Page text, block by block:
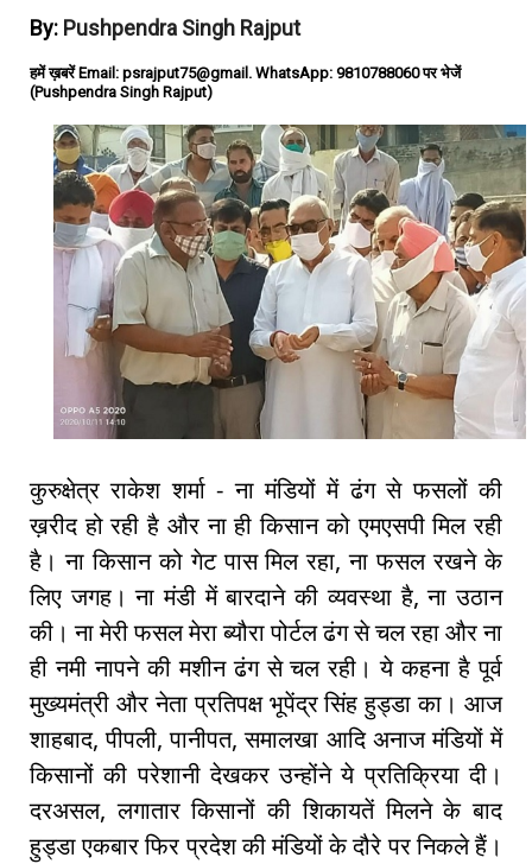
By: Pushpendra Singh Rajput
हमें ख़बरें Email: psrajput75@gmail. WhatsApp: 9810788060 पर भेजें
(Pushpendra Singh Rajput)
कुरुक्षेत्र राकेश शर्मा - ना मंडियों में ढंग से फसलों की
ख़रीद हो रही है और ना ही किसान को एमएसपी मिल रही
है। ना किसान को गेट पास मिल रहा, ना फसल रखने के
लिए जगह। ना मंडी में बारदाने की व्यवस्था है, ना उठान
की। ना मेरी फसल मेरा ब्यौरा पोर्टल ढंग से चल रहा और ना
ही नमी नापने की मशीन ढंग से चल रही। ये कहना है पूर्व
मुख्यमंत्री और नेता प्रतिपक्ष भूपेंद्र सिंह हुड्डा का। आज
शाहबाद, पीपली, पानीपत, समालखा आदि अनाज मंडियों में
किसानों की परेशानी देखकर उन्होंने ये प्रतिक्रिया दी।
दरअसल, लगातार किसानों की शिकायतें मिलने के बाद
हुड्डा एकबार फिर प्रदेश की मंडियों के दौरे पर निकले हैं।